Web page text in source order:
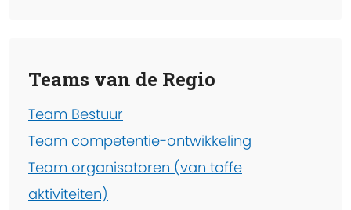
Teams van de Regio
Team Bestuur
Team competentie-ontwikkeling
Team organisatoren (van toffe
aktiviteiten)